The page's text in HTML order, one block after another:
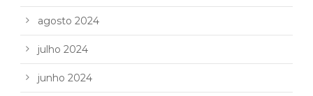
agosto 2024
julho 2024
junho 2024